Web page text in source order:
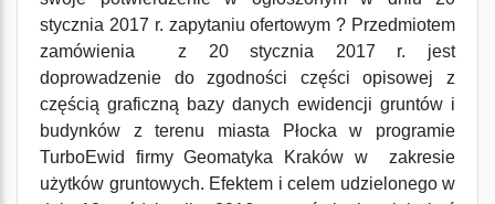
stycznia 2017 r. zapytaniu ofertowym ? Przedmiotem
zamówienia z 20 stycznia 2017 r. jest
doprowadzenie do zgodności części opisowej z
częścią graficzną bazy danych ewidencji gruntów i
budynków z terenu miasta Płocka w programie
TurboEwid firmy Geomatyka Kraków w zakresie
użytków gruntowych. Efektem i celem udzielonego w